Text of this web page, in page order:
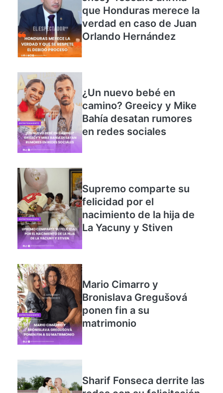
Jhosy Toscano afirma
que Honduras merece la
verdad en caso de Juan
¿Un nuevo bebé en
camino? Greeicy y Mike
Bahía desatan rumores
Supremo comparte su
felicidad por el
nacimiento de la hija de
Mario Cimarro y
Bronislava Gregušová
ponen fin a su